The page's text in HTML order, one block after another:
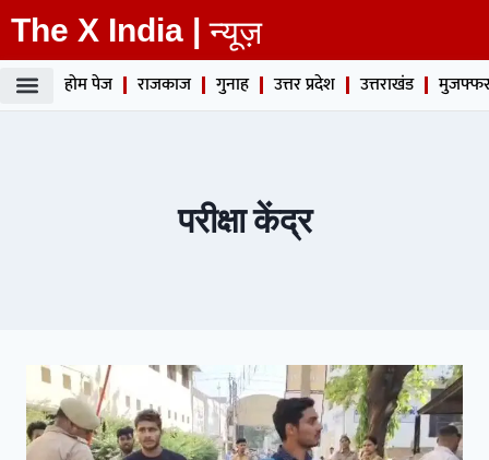
The X India | न्यूज़
होम पेज राजकाज गुनाह उत्तर प्रदेश उत्तराखंड
परीक्षा केंद्र